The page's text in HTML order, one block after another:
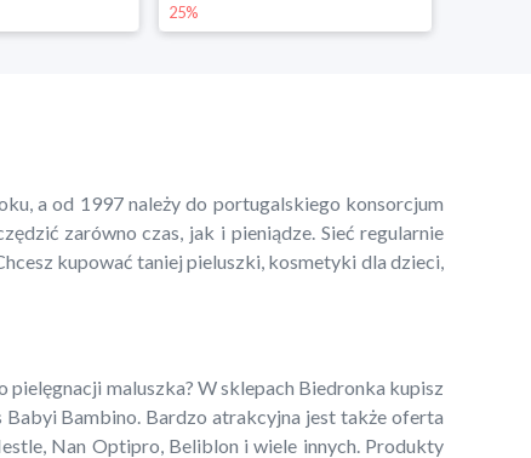
25%
a od 1997 należy do portugalskiego konsorcjum
zarówno czas, jak i pieniądze. Sieć regularnie
kupować taniej pieluszki, kosmetyki dla dzieci,
maluszka? W sklepach Biedronka kupisz
Babyi Bambino. Bardzo atrakcyjna jest także oferta
Nan Optipro, Beliblon i wiele innych. Produkty